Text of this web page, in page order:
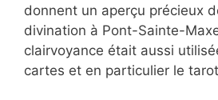
donnent un aperçu précieux
divination à Pont-Sainte-
clairvoyance était aussi
cartes et en particulier le